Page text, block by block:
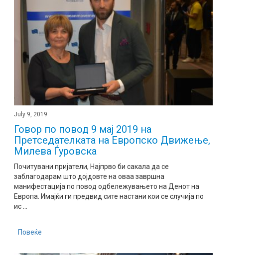
July 9, 2019
Говор по повод 9 мај 2019 на
Претседателката на Европско Движење,
Милева Ѓуровска
Почитувани пријатели, Најпрво би сакала да се
заблагодарам што дојдовте на оваа завршна
манифестација по повод одбележувањето на Денот на
Европа. Имајќи ги предвид сите настани кои се случија по
ис ...
Повеќе